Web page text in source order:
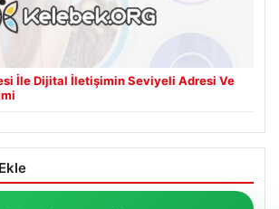
İle Dijital İletişimin Seviyeli Adresi Ve